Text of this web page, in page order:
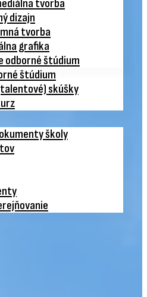
tvorba
dizajn
tvorba
grafika
odborné štúdium
štúdium
skúšky
školy